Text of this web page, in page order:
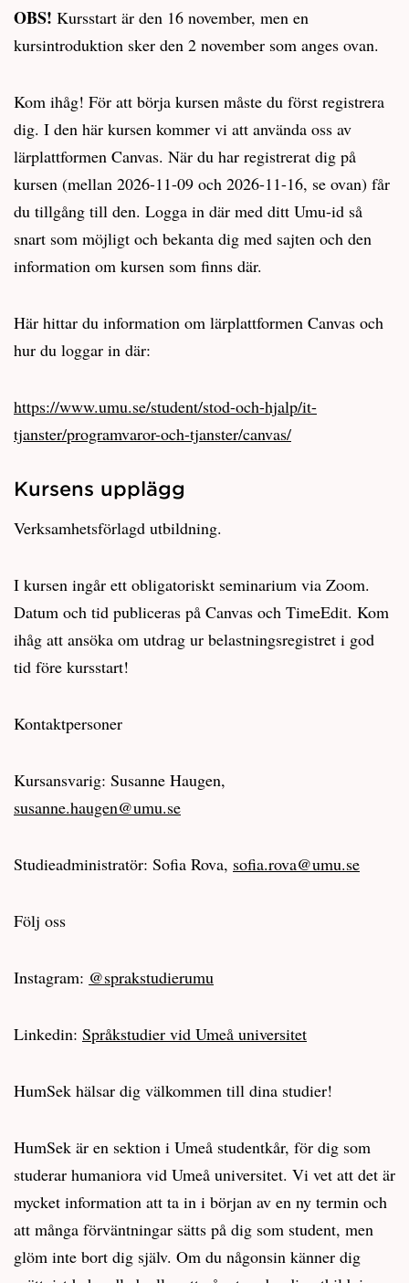
OBS! Kursstart är den 16 november, men en
kursintroduktion sker den 2 november som anges ovan.
Kom ihåg! För att börja kursen måste du först registrera
dig. I den här kursen kommer vi att använda oss av
lärplattformen Canvas. När du har registrerat dig på
kursen (mellan 2026-11-09 och 2026-11-16, se ovan) får
du tillgång till den. Logga in där med ditt Umu-id så
snart som möjligt och bekanta dig med sajten och den
information om kursen som finns där.
Här hittar du information om lärplattformen Canvas och
hur du loggar in där:
https://www.umu.se/student/stod-och-hjalp/it-
tjanster/programvaror-och-tjanster/canvas/
Kursens upplägg
Verksamhetsförlagd utbildning.
I kursen ingår ett obligatoriskt seminarium via Zoom.
Datum och tid publiceras på Canvas och TimeEdit. Kom
ihåg att ansöka om utdrag ur belastningsregistret i god
tid före kursstart!
Kontaktpersoner
Kursansvarig: Susanne Haugen,
susanne.haugen@umu.se
Studieadministratör: Sofia Rova, sofia.rova@umu.se
Följ oss
Instagram: @sprakstudierumu
Linkedin: Språkstudier vid Umeå universitet
HumSek hälsar dig välkommen till dina studier!
HumSek är en sektion i Umeå studentkår, för dig som
studerar humaniora vid Umeå universitet. Vi vet att det är
mycket information att ta in i början av en ny termin och
att många förväntningar sätts på dig som student, men
glöm inte bort dig själv. Om du någonsin känner dig